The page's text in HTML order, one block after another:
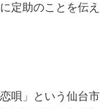
定助のことを伝え
唄」という仙台市